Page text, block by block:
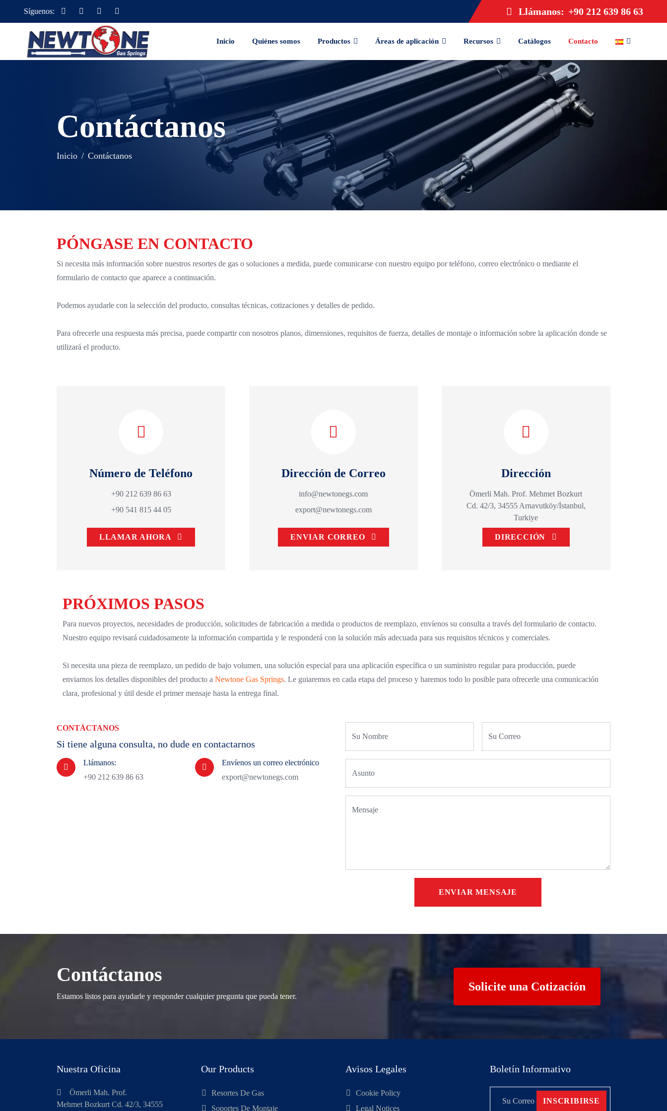
Síguenos: Llámanos: +90 212 639 86 63
Inicio Quiénes somos Productos Áreas de aplicación Recursos Catálogos Contacto
Contáctanos
Inicio Contáctanos
PÓNGASE EN CONTACTO
Si necesita más información sobre nuestros resortes de gas o soluciones a medida, puede comunicarse con nuestro equipo por teléfono, correo electrónico o mediante el
formulario de contacto que aparece a continuación.
Podemos ayudarle con la selección del producto, consultas técnicas, cotizaciones y detalles de pedido.
Para ofrecerle una respuesta más precisa, puede compartir con nosotros planos, dimensiones, requisitos de fuerza, detalles de montaje o información sobre la aplicación donde se
utilizará el producto.
Número de Teléfono
+90 212 639 86 63
+90 541 815 44 05
LLAMAR AHORA
Dirección de Correo
info@newtonegs.com
export@newtonegs.com
ENVIAR CORREO
Dirección
Ömerli Mah. Prof. Mehmet Bozkurt
Cd. 42/3, 34555 Arnavutköy/İstanbul,
Turkiye
DIRECCIÓN
PRÓXIMOS PASOS
Para nuevos proyectos, necesidades de producción, solicitudes de fabricación a medida o productos de reemplazo, envíenos su consulta a través del formulario de contacto.
Nuestro equipo revisará cuidadosamente la información compartida y le responderá con la solución más adecuada para sus requisitos técnicos y comerciales.
Si necesita una pieza de reemplazo, un pedido de bajo volumen, una solución especial para una aplicación específica o un suministro regular para producción, puede
enviarnos los detalles disponibles del producto a Newtone Gas Springs. Le guiaremos en cada etapa del proceso y haremos todo lo posible para ofrecerle una comunicación
clara, profesional y útil desde el primer mensaje hasta la entrega final.
CONTÁCTANOS
Si tiene alguna consulta, no dude en contactarnos
Llámanos:
+90 212 639 86 63
Envíenos un correo electrónico
export@newtonegs.com
Su Nombre Su Correo
Asunto
Mensaje
ENVIAR MENSAJE
Contáctanos
Estamos listos para ayudarle y responder cualquier pregunta que pueda tener.
Solicite una Cotización
Nuestra Oficina
Ömerli Mah. Prof.
Mehmet Bozkurt Cd. 42/3, 34555
Our Products
Resortes De Gas
Soportes De Montaje
Avisos Legales
Cookie Policy
Legal Notices
Boletín Informativo
INSCRIBIRSE